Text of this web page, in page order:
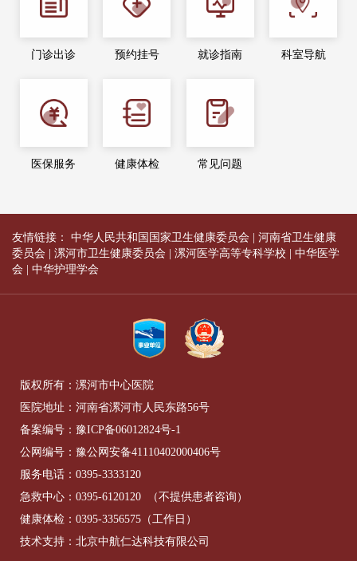
门诊出诊 预约挂号 就诊指南 科室导航
医保服务 健康体检 常见问题
友情链接： 中华人民共和国国家卫生健康委员会
河南省卫生健康
委员会
漯河市卫生健康委员会 漯河医学高等专科学校
中华医学
会
中华护理学会
版权所有：漯河市中心医院
医院地址：河南省漯河市人民东路56号
备案编号： 豫ICP备06012824号-1
公网编号： 豫公网安备41110402000406号
服务电话： 0395-3333120
急救中心： 0395-6120120
（不提供患者咨询）
健康体检： 0395-3356575 （工作日）
技术支持：北京中航仁达科技有限公司